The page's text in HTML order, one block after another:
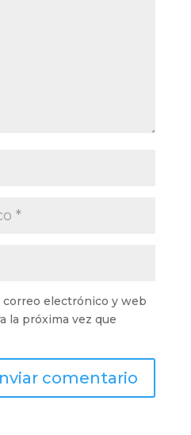
correo electrónico y web
la próxima vez que